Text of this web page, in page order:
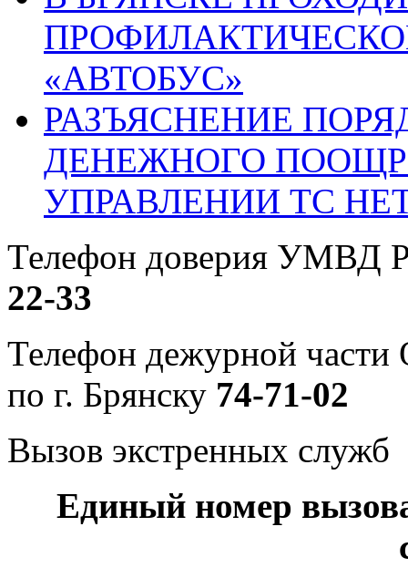
«АВТОБУС»
РАЗЪЯСНЕНИЕ
ДЕНЕЖНОГО
УПРАВЛЕНИИ ТС
Телефон доверия УМВД
22-33
Телефон дежурной
по г. Брянску 74-71-02
Вызов экстренных служб
Единый номер